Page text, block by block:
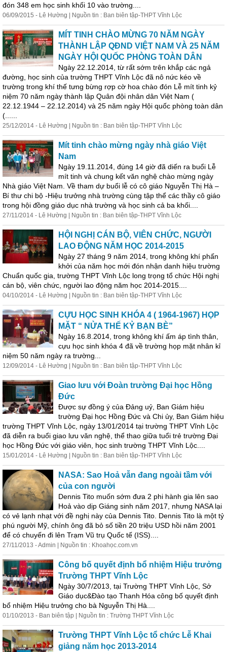
đón 348 em học sinh khối 10 vào trường....
06/09/2015 - Lê Hường | Nguồn tin : Ban biên tập-THPT Vĩnh Lộc
MÍT TINH CHÀO MỪNG 70 NĂM NGÀY
THÀNH LẬP QĐND VIỆT NAM VÀ 25 NĂM
NGÀY HỘI QUỐC PHÒNG TOÀN DÂN
Ngày 22.12.2014, từ rất sớm trên khắp các ngả
đường, học sinh của trường THPT Vĩnh Lộc đã nô nức kéo về
trường trong khí thế tưng bừng rợp cờ hoa chào đón Lễ mít tinh kỷ
niệm 70 năm ngày thành lập Quân đội nhân dân Việt Nam (
22.12.1944 – 22.12.2014) và 25 năm ngày Hội quốc phòng toàn dân
(......
25/12/2014 - Lê Hường | Nguồn tin : Ban biên tập-THPT Vĩnh Lộc
Mít tinh chào mừng ngày nhà giáo Việt
Nam
Ngày 19.11.2014, đúng 14 giờ đã diến ra buổi Lễ
mít tinh và chung kết văn nghệ chào mừng ngày
Nhà giáo Việt Nam. Về tham dự buổi lễ có cô giáo Nguyễn Thị Hà –
Bí thư chi bộ -Hiệu trưởng nhà trường cùng tập thể các thầy cô giáo
trong hội đồng giáo dục nhà trường và học sinh cả ba khối....
27/11/2014 - Lê Hường | Nguồn tin : Ban biên tập-THPT Vĩnh Lộc
HỘI NGHỊ CÁN BỘ, VIÊN CHỨC, NGƯỜI
LAO ĐỘNG NĂM HỌC 2014-2015
Ngày 27 tháng 9 năm 2014, trong không khí phấn
khởi của năm học mới đón nhận danh hiệu trường
Chuẩn quốc gia, trường THPT Vĩnh Lộc long trọng tổ chức Hội nghị
cán bộ, viên chức, người lao động năm học 2014-2015....
04/10/2014 - Lê Hường | Nguồn tin : Ban biên tập-THPT Vĩnh Lộc
CỰU HỌC SINH KHÓA 4 ( 1964-1967) HỌP
MẶT “ NỬA THẾ KỶ BẠN BÈ”
Ngày 16.8.2014, trong không khí ấm áp tình thân,
cựu học sinh khóa 4 đã về trường họp mặt nhân kỉ
niệm 50 năm ngày ra trường...
12/09/2014 - Lê Hường | Nguồn tin : Ban biên tập-THPT Vĩnh Lộc
Giao lưu với Đoàn trường Đại học Hồng
Đức
Được sự đồng ý của Đảng uỷ, Ban Giám hiệu
trường Đại học Hồng Đức và Chi ủy, Ban Giám hiệu
trường THPT Vĩnh Lộc, ngày 13/01/2014 tại trường THPT Vĩnh Lộc
đã diễn ra buổi giao lưu văn nghệ, thể thao giữa tuổi trẻ trường Đại
học Hồng Đức với giáo viên, học sinh trường THPT Vĩnh Lộc....
15/01/2014 - Lê Hường | Nguồn tin : Ban biên tập-THPT Vĩnh Lộc
NASA: Sao Hoả vẫn đang ngoài tầm với
của con người
Dennis Tito muốn sớm đưa 2 phi hành gia lên sao
Hoả vào dịp Giáng sinh năm 2017, nhưng NASA lại
có vẻ lạnh nhạt với đề nghị này của Dennis Tito. Dennis Tito là một tỷ
phú người Mỹ, chính ông đã bỏ số tiền 20 triệu USD hồi năm 2001
để có chuyến đi lên Trạm Vũ trụ Quốc tế (ISS)....
27/11/2013 - Admin | Nguồn tin : Khoahọc.com.vn
Công bố quyết định bổ nhiệm Hiệu trưởng
Trường THPT Vĩnh Lộc
Ngày 30/7/2013, tại Trường THPT Vĩnh Lộc, Sở
Giáo dục&Đào tạo Thanh Hóa công bố quyết định
bổ nhiệm Hiệu trưởng cho bà Nguyễn Thị Hà....
01/10/2013 - Ban biên tập | Nguồn tin : Trường THPT Vĩnh Lộc
Trường THPT Vĩnh Lộc tổ chức Lễ Khai
giảng năm học 2013-2014